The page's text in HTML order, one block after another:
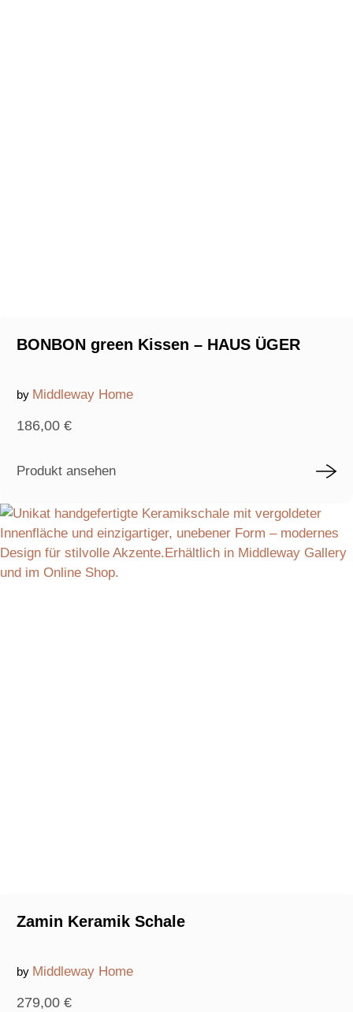
BONBON green Kissen – HAUS ÜGER
by Middleway Home
186,00 €
Produkt ansehen
Zamin Keramik Schale
by Middleway Home
279,00 €